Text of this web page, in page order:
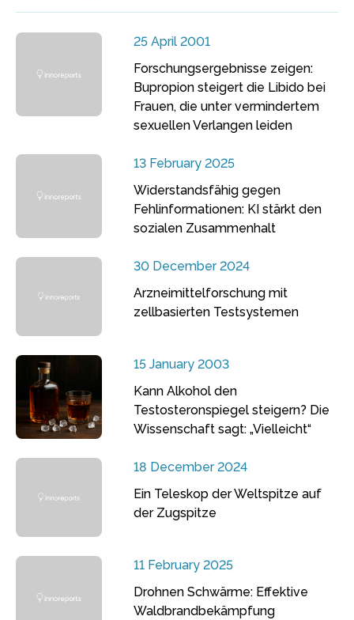
25 April 2001
Forschungsergebnisse zeigen:
Bupropion steigert die Libido bei
Frauen, die unter vermindertem
sexuellen Verlangen leiden
13 February 2025
Widerstandsfähig gegen
Fehlinformationen: KI stärkt den
sozialen Zusammenhalt
30 December 2024
Arzneimittelforschung mit
zellbasierten Testsystemen
15 January 2003
Kann Alkohol den
Testosteronspiegel steigern? Die
Wissenschaft sagt: „Vielleicht“
18 December 2024
Ein Teleskop der Weltspitze auf
der Zugspitze
11 February 2025
Drohnen Schwärme: Effektive
Waldbrandbekämpfung